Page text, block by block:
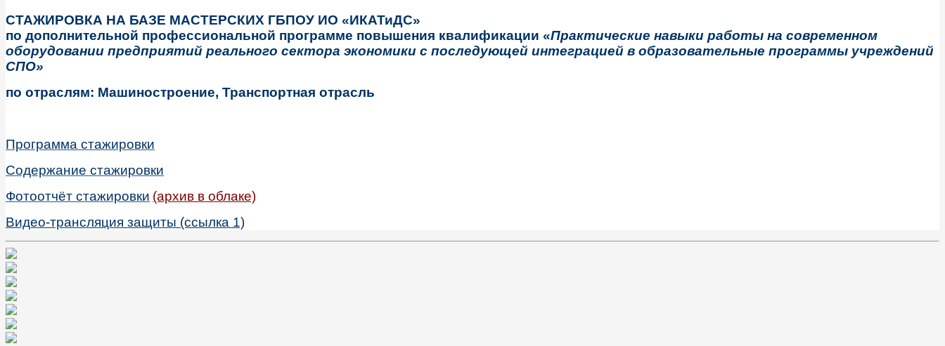
СТАЖИРОВКА НА БАЗЕ МАСТЕРСКИХ ГБПОУ ИО «ИКАТиДС»
по дополнительной профессиональной программе повышения квалификации «Практические навыки работы на современном
оборудовании предприятий реального сектора экономики с последующей интеграцией в образовательные программы учреждений
СПО»
по отраслям: Машиностроение, Транспортная отрасль
Программа стажировки
Содержание стажировки
Фотоотчёт стажировки (архив в облаке)
Видео-трансляция защиты (ссылка 1)